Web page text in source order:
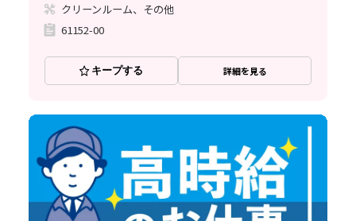
クリーンルーム、その他
61152-00
キープする 詳細を見る